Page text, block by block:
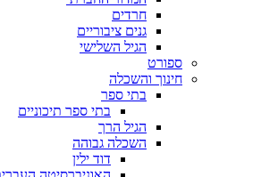
חרדים
גנים ציבוריים
הגיל השלישי
ספורט
חינוך והשכלה
בתי ספר
בתי ספר תיכוניים
הגיל הרך
השכלה גבוהה
דוד ילין